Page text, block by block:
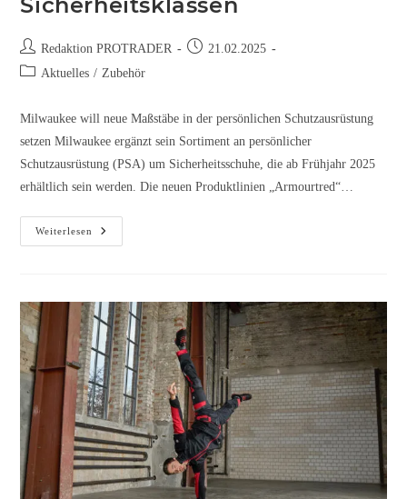
Redaktion PROTRADER
21.02.2025
Aktuelles / Zubehör
Milwaukee will neue Maßstäbe in der persönlichen Schutzausrüstung
setzen Milwaukee ergänzt sein Sortiment an persönlicher
Schutzausrüstung (PSA) um Sicherheitsschuhe, die ab Frühjahr 2025
erhältlich sein werden. Die neuen Produktlinien „Armourtred“…
Weiterlesen